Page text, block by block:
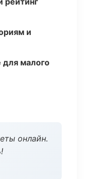
и
малого
онлайн.